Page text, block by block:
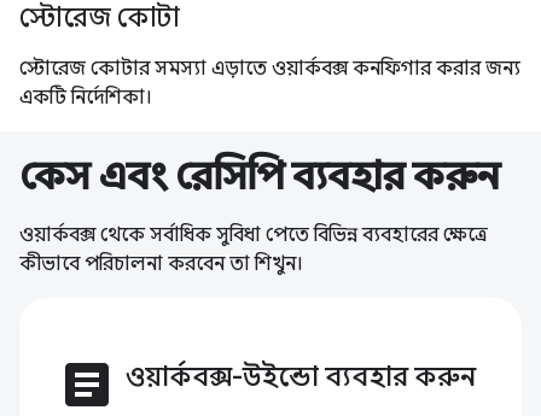
স্টোরেজ কোটা
স্টোরেজ কোটার সমস্যা এড়াতে ওয়ার্কবক্স কনফিগার করার জন্য
একটি নির্দেশিকা।
কেস এবং রেসিপি ব্যবহার করুন
ওয়ার্কবক্স থেকে সর্বাধিক সুবিধা পেতে বিভিন্ন ব্যবহারের ক্ষেত্রে
কীভাবে পরিচালনা করবেন তা শিখুন।
article ওয়ার্কবক্স-উইন্ডো ব্যবহার করুন